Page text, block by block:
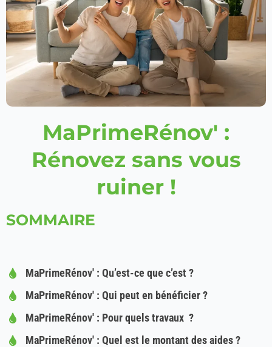
MaPrimeRénov' :
Rénovez sans vous
ruiner !
SOMMAIRE
MaPrimeRénov' : Qu’est-ce que c’est ?
MaPrimeRénov' : Qui peut en bénéficier ?
MaPrimeRénov' : Pour quels travaux ?
MaPrimeRénov' : Quel est le montant des aides ?